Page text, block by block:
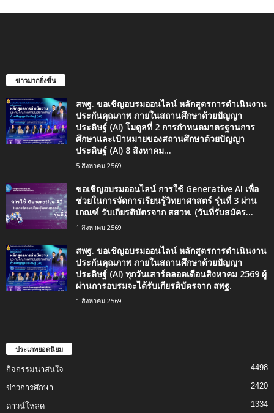
ข่าวมากยิ่งขึ้น
สพฐ. ขอเชิญอบรมออนไลน์ หลักสูตรการดำเนินงาน
ประกันคุณภาพ ภายในสถานศึกษาด้วยปัญญา
ประดิษฐ์ (AI) โมดูลที่ 2 การกำหนดมาตรฐานการ
ศึกษาและเป้าหมายของสถานศึกษาด้วยปัญญา
ประดิษฐ์ (AI) 8 สิงหาคม...
5 สิงหาคม 2569
ขอเชิญอบรมออนไลน์ การใช้ Generative AI เพื่อ
ช่วยในการจัดการเรียนรู้วิทยาศาสตร์ รุ่นที่ 3 ผ่าน
เกณฑ์ รับเกียรติบัตรจาก สสวท. (วันที่รับสมัคร...
1 สิงหาคม 2569
สพฐ. ขอเชิญอบรมออนไลน์ หลักสูตรการดำเนินงาน
ประกันคุณภาพ ภายในสถานศึกษาด้วยปัญญา
ประดิษฐ์ (AI) ทุกวันเสาร์ตลอดเดือนสิงหาคม 2569 ผู้
ผ่านการอบรมจะได้รับเกียรติบัตรจาก สพฐ.
1 สิงหาคม 2569
ประเภทยอดนิยม
กิจกรรมน่าสนใจ 4498
ข่าวการศึกษา 2420
ดาวน์โหลด 1334